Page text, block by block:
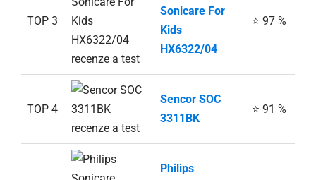
TOP 3
Sonicare For
Kids
HX6322/04
⭐ 97 %
TOP 4
Sencor SOC
3311BK
⭐ 91 %
Philips